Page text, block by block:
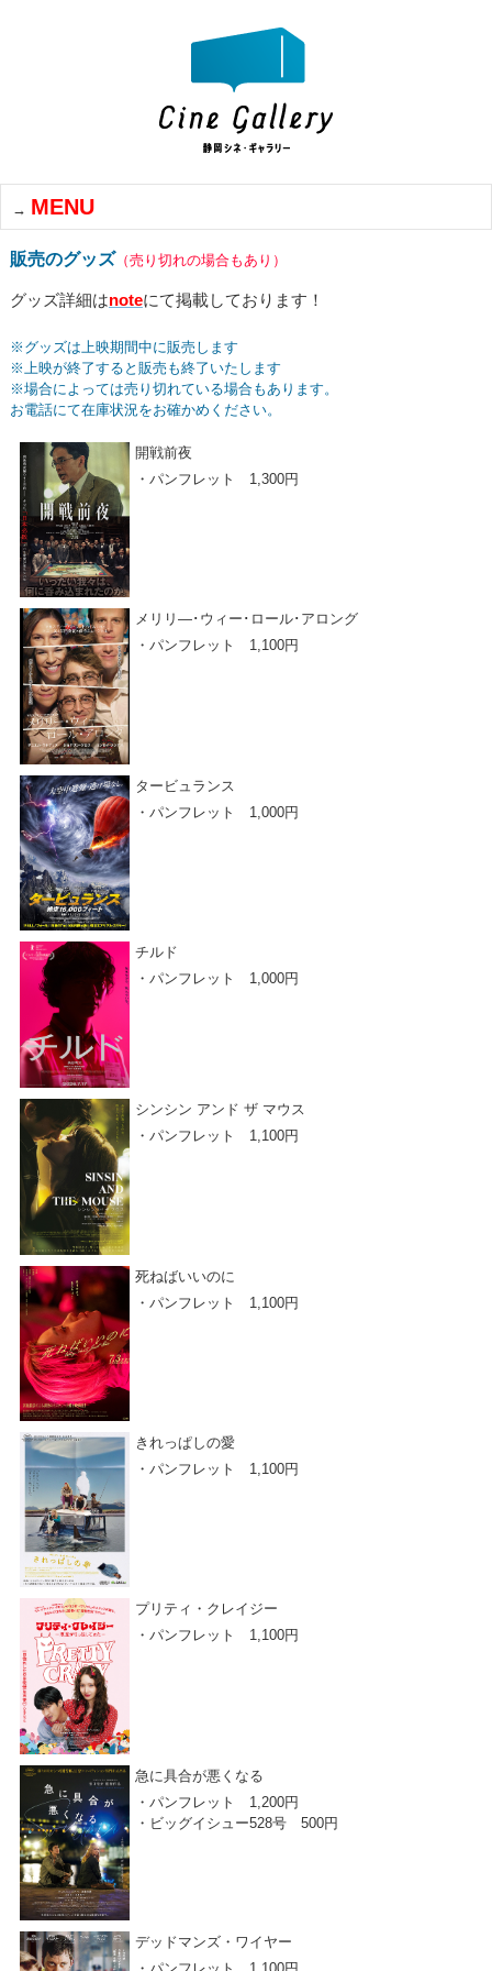
MENU
販売のグッズ （売り切れの場合もあり）
グッズ詳細はnoteにて掲載しております！
※グッズは上映期間中に販売します
※上映が終了すると販売も終了いたします
※場合によっては売り切れている場合もあります。
お電話にて在庫状況をお確かめください。
開戦前夜
・パンフレット 1,300円
メリリ―･ウィー･ロール･アロング
・パンフレット 1,100円
タービュランス
・パンフレット 1,000円
チルド
・パンフレット 1,000円
シンシン アンド ザ マウス
・パンフレット 1,100円
死ねばいいのに
・パンフレット 1,100円
きれっぱしの愛
・パンフレット 1,100円
プリティ・クレイジー
・パンフレット 1,100円
急に具合が悪くなる
・パンフレット 1,200円
・ビッグイシュー528号 500円
デッドマンズ・ワイヤー